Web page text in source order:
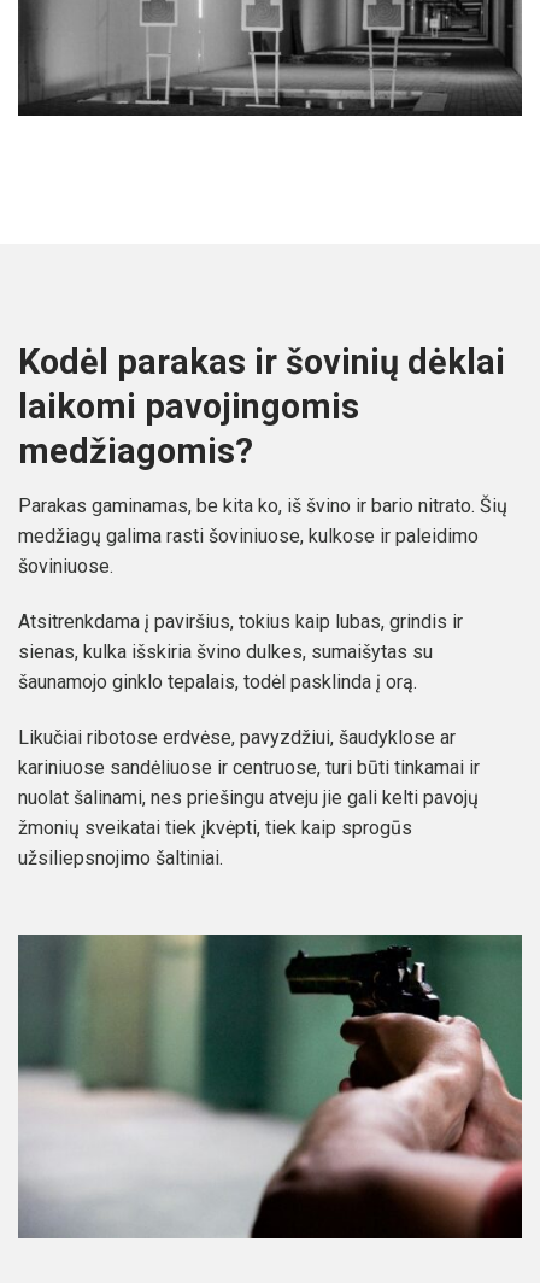
Kodėl parakas ir šovinių dėklai
laikomi pavojingomis
medžiagomis?
Parakas gaminamas, be kita ko, iš švino ir bario nitrato. Šių
medžiagų galima rasti šoviniuose, kulkose ir paleidimo
šoviniuose.
Atsitrenkdama į paviršius, tokius kaip lubas, grindis ir
sienas, kulka išskiria švino dulkes, sumaišytas su
šaunamojo ginklo tepalais, todėl pasklinda į orą.
Likučiai ribotose erdvėse, pavyzdžiui, šaudyklose ar
kariniuose sandėliuose ir centruose, turi būti tinkamai ir
nuolat šalinami, nes priešingu atveju jie gali kelti pavojų
žmonių sveikatai tiek įkvėpti, tiek kaip sprogūs
užsiliepsnojimo šaltiniai.